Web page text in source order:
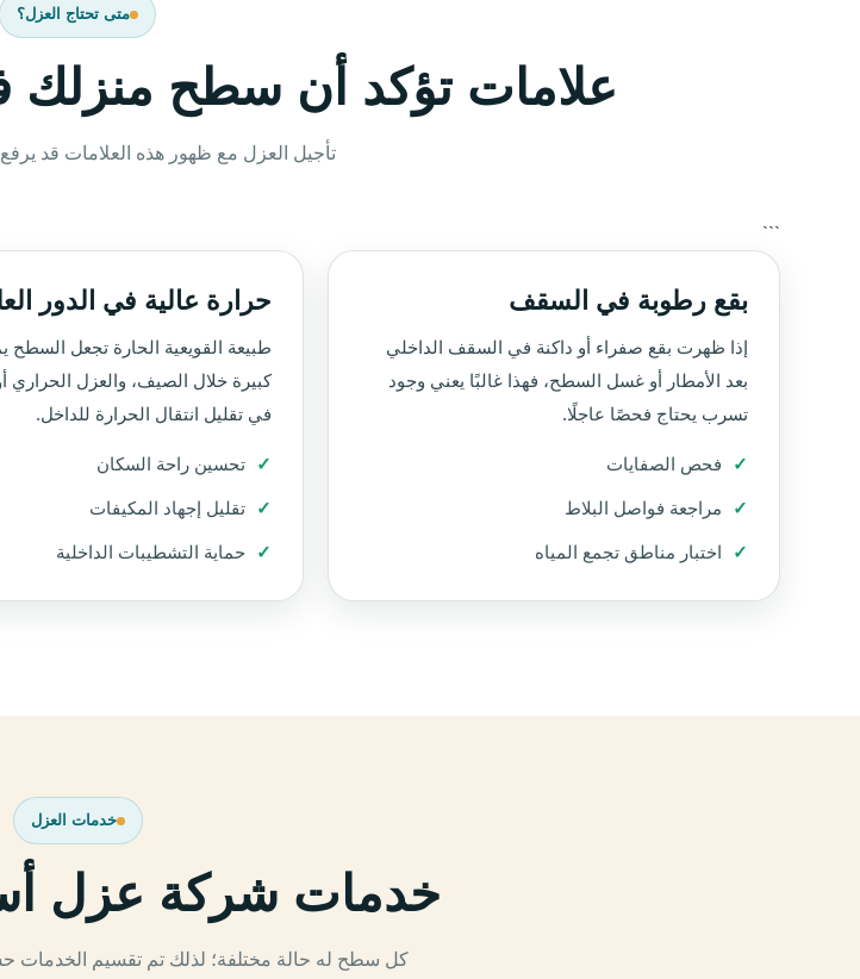
متى تحتاج العزل؟
علامات تؤكد أن سطح منزلك
تأجيل العزل مع ظهور هذه العلامات قد يرفع
```
بقع رطوبة في السقف
إذا ظهرت بقع صفراء أو داكنة في السقف الداخلي
بعد الأمطار أو غسل السطح، فهذا غالبًا يعني وجود
تسرب يحتاج فحصًا عاجلًا.
فحص الصفايات
مراجعة فواصل البلاط
اختبار مناطق تجمع المياه
حرارة عالية في الدور
طبيعة القويعية الحارة تجعل السطح
كبيرة خلال الصيف، والعزل الحراري
في تقليل انتقال الحرارة للداخل.
تحسين راحة السكان
تقليل إجهاد المكيفات
حماية التشطيبات الداخلية
خدمات العزل
خدمات شركة عزل
كل سطح له حالة مختلفة؛ لذلك تم تقسيم الخدمات